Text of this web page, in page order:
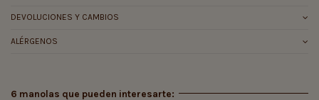
DEVOLUCIONES Y CAMBIOS
ALÉRGENOS
6 manolas que pueden interesarte: